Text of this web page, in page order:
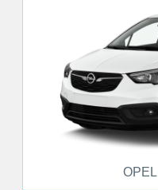
OPEL